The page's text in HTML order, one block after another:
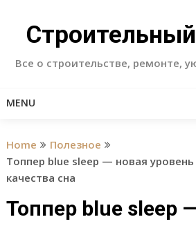
content
Все о строительстве, ремонте,
MENU
Home
Полезное
Топпер blue sleep — новая
качества сна
Топпер blue sleep